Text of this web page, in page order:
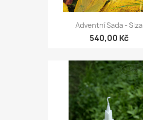
Adventní Sada - Slza
540,00 Kč